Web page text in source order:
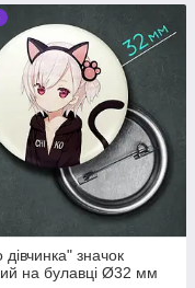
дівчинка" значок
на булавці Ø32 мм